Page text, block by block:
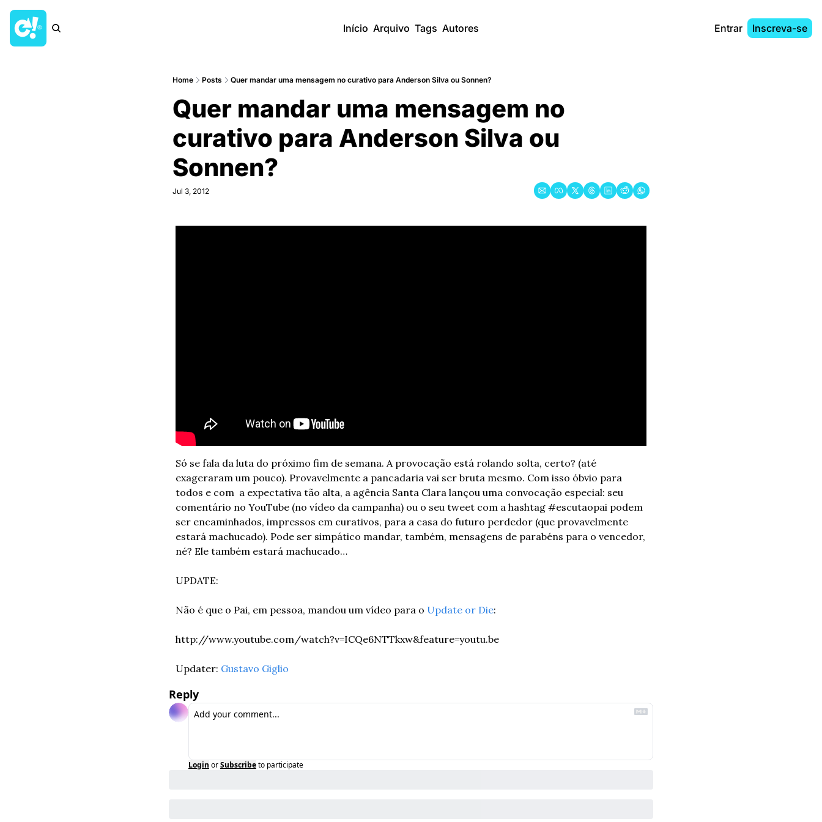
Início Arquivo Tags Autores Entrar Inscreva-se
Home Posts Quer mandar uma mensagem no curativo para Anderson Silva ou Sonnen?
Quer mandar uma mensagem no
curativo para Anderson Silva ou
Sonnen?
Jul 3, 2012
Só se fala da luta do próximo fim de semana. A provocação está rolando solta, certo? (até
exageraram um pouco). Provavelmente a pancadaria vai ser bruta mesmo. Com isso óbvio para
todos e com  a expectativa tão alta, a agência Santa Clara lançou uma convocação especial: seu
comentário no YouTube (no vídeo da campanha) ou o seu tweet com a hashtag #escutaopai podem
ser encaminhados, impressos em curativos, para a casa do futuro perdedor (que provavelmente
estará machucado). Pode ser simpático mandar, também, mensagens de parabéns para o vencedor,
né? Ele também estará machucado…
UPDATE:
Não é que o Pai, em pessoa, mandou um vídeo para o Update or Die:
http://www.youtube.com/watch?v=ICQe6NTTkxw&feature=youtu.be
Updater: Gustavo Giglio
Reply
Login orSubscribeto participate